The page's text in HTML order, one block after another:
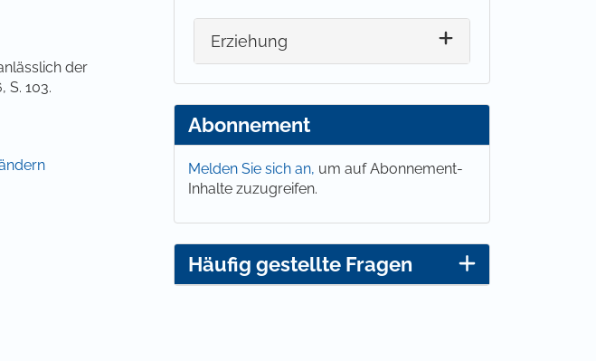
der
S. 103.
Erziehung
Abonnement
Melden Sie sich an, um auf Abonnement-
Inhalte zuzugreifen.
Häufig gestellte Fragen